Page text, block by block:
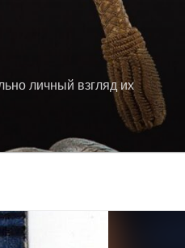
личный взгляд их